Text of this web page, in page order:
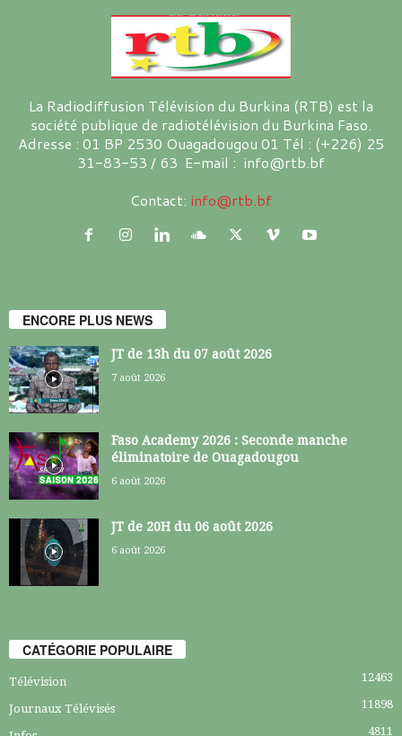
La Radiodiffusion Télévision du Burkina (RTB) est la
société publique de radiotélévision du Burkina Faso.
Adresse : 01 BP 2530 Ouagadougou 01 Tél : (+226) 25
31-83-53 / 63 E-mail : info@rtb.bf
Contact: info@rtb.bf
ENCORE PLUS NEWS
JT de 13h du 07 août 2026
7 août 2026
Faso Academy 2026 : Seconde manche
éliminatoire de Ouagadougou
6 août 2026
JT de 20H du 06 août 2026
6 août 2026
CATÉGORIE POPULAIRE
Télévision 12463
Journaux Télévisés 11898
4811